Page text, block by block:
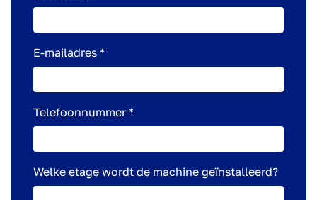
E-mailadres *
Telefoonnummer *
Welke etage wordt de machine geïnstalleerd?